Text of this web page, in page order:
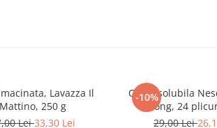
Lavazza Il
Mattino, 250 g
Lei33,30 Lei
-10%
Cafea solubila
Strong, 24
29,00 Lei